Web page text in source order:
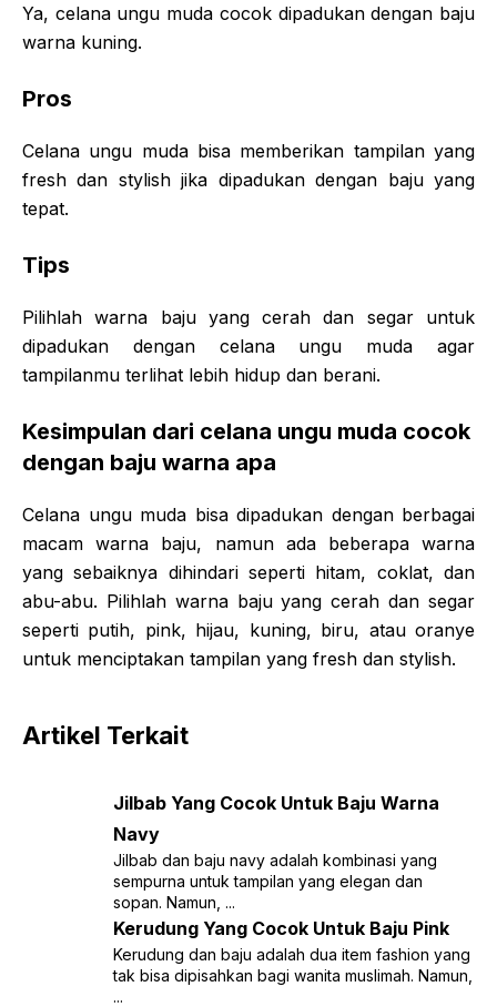
Ya, celana ungu muda cocok dipadukan dengan baju
warna kuning.
Pros
Celana ungu muda bisa memberikan tampilan yang
fresh dan stylish jika dipadukan dengan baju yang
tepat.
Tips
Pilihlah warna baju yang cerah dan segar untuk
dipadukan dengan celana ungu muda agar
tampilanmu terlihat lebih hidup dan berani.
Kesimpulan dari celana ungu muda cocok
dengan baju warna apa
Celana ungu muda bisa dipadukan dengan berbagai
macam warna baju, namun ada beberapa warna
yang sebaiknya dihindari seperti hitam, coklat, dan
abu-abu. Pilihlah warna baju yang cerah dan segar
seperti putih, pink, hijau, kuning, biru, atau oranye
untuk menciptakan tampilan yang fresh dan stylish.
Artikel Terkait
Jilbab Yang Cocok Untuk Baju Warna
Navy
Jilbab dan baju navy adalah kombinasi yang
sempurna untuk tampilan yang elegan dan
sopan. Namun, ...
Kerudung Yang Cocok Untuk Baju Pink
Kerudung dan baju adalah dua item fashion yang
tak bisa dipisahkan bagi wanita muslimah. Namun,
...